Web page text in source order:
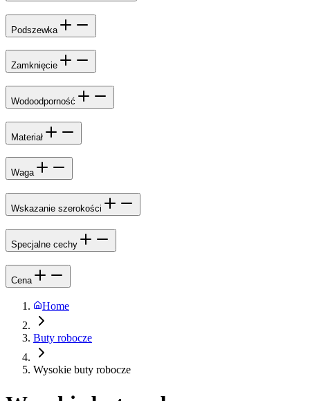
Podszewka
Zamknięcie
Wodoodporność
Materiał
Waga
Wskazanie szerokości
Specjalne cechy
Cena
Home
Buty robocze
Wysokie buty robocze